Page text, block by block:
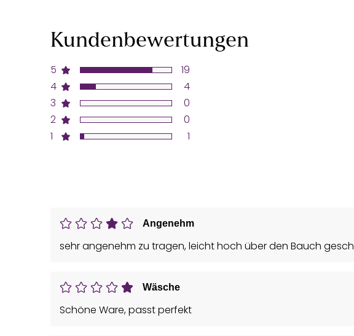
Kundenbewertungen
5
4
3
2
1
19
4
0
0
1
Angenehm
sehr angenehm zu tragen, leicht hoch über den Bauch
Wäsche
Schöne Ware, passt perfekt